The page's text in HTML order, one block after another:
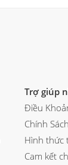
Trợ giúp
Điều
Chính
Hình thức
Cam kết